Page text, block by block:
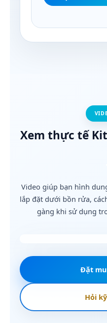
Xem thực tế
Video giúp bạn hình
lắp đặt dưới bồn rửa,
gàng khi sử dụng
Đặt
Hỏi